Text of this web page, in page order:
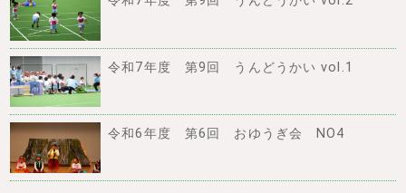
ン
令和7年度 第9回 うんどうかい vol.1
令和6年度 第6回 おゆうぎ会 NO4